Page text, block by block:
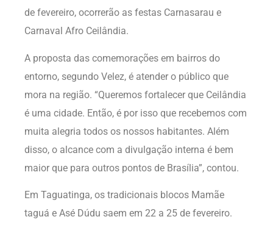
de fevereiro, ocorrerão as festas Carnasarau e
Carnaval Afro Ceilândia.
A proposta das comemorações em bairros do
entorno, segundo Velez, é atender o público que
mora na região. “Queremos fortalecer que Ceilândia
é uma cidade. Então, é por isso que recebemos com
muita alegria todos os nossos habitantes. Além
disso, o alcance com a divulgação interna é bem
maior que para outros pontos de Brasília”, contou.
Em Taguatinga, os tradicionais blocos Mamãe
taguá e Asé Dúdu saem em 22 a 25 de fevereiro.